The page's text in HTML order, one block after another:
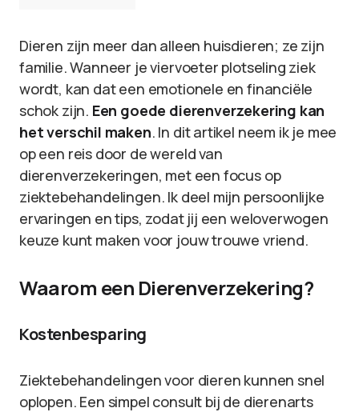
Dieren zijn meer dan alleen huisdieren; ze zijn
familie. Wanneer je viervoeter plotseling ziek
wordt, kan dat een emotionele en financiële
schok zijn. Een goede dierenverzekering kan
het verschil maken. In dit artikel neem ik je mee
op een reis door de wereld van
dierenverzekeringen, met een focus op
ziektebehandelingen. Ik deel mijn persoonlijke
ervaringen en tips, zodat jij een weloverwogen
keuze kunt maken voor jouw trouwe vriend.
Waarom een Dierenverzekering?
Kostenbesparing
Ziektebehandelingen voor dieren kunnen snel
oplopen. Een simpel consult bij de dierenarts